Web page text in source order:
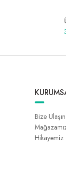
Bize Ulaşın
Hikayemiz